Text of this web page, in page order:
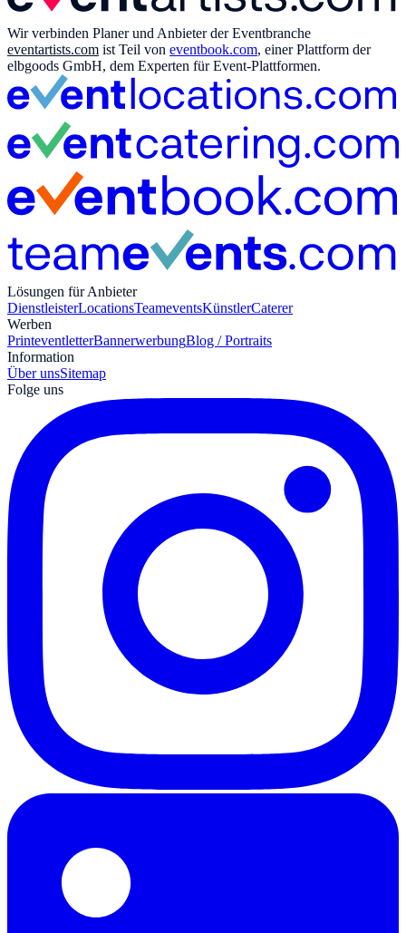
Wir verbinden Planer und Anbieter der Eventbranche
eventartists.com ist Teil von eventbook.com, einer Plattform der
elbgoods GmbH, dem Experten für Event-Plattformen.
Lösungen für Anbieter
DienstleisterLocationsTeameventsKünstlerCaterer
Werben
PrinteventletterBannerwerbungBlog / Portraits
Information
Über unsSitemap
Folge uns